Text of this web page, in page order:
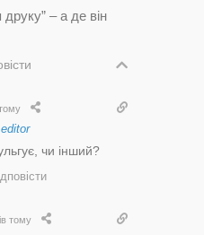
– а де він
editor
чи інший?
тому